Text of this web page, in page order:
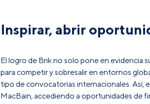
Inspirar, abrir
El logro de Brik no solo pone en evidencia
para competir y sobresalir en entornos
tipo de convocatorias internacionales. Así,
MacBain, accediendo a oportunidades de